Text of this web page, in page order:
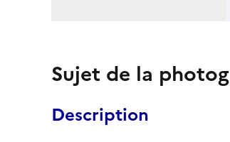
Sujet de la
Description